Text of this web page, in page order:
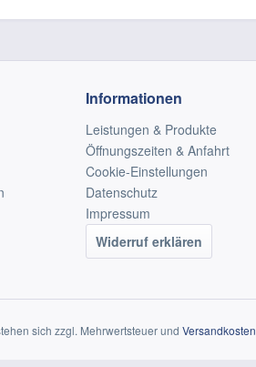
Informationen
Leistungen & Produkte
Öffnungszeiten & Anfahrt
Cookie-Einstellungen
Datenschutz
Impressum
Widerruf erklären
sich zzgl. Mehrwertsteuer und Versandkosten